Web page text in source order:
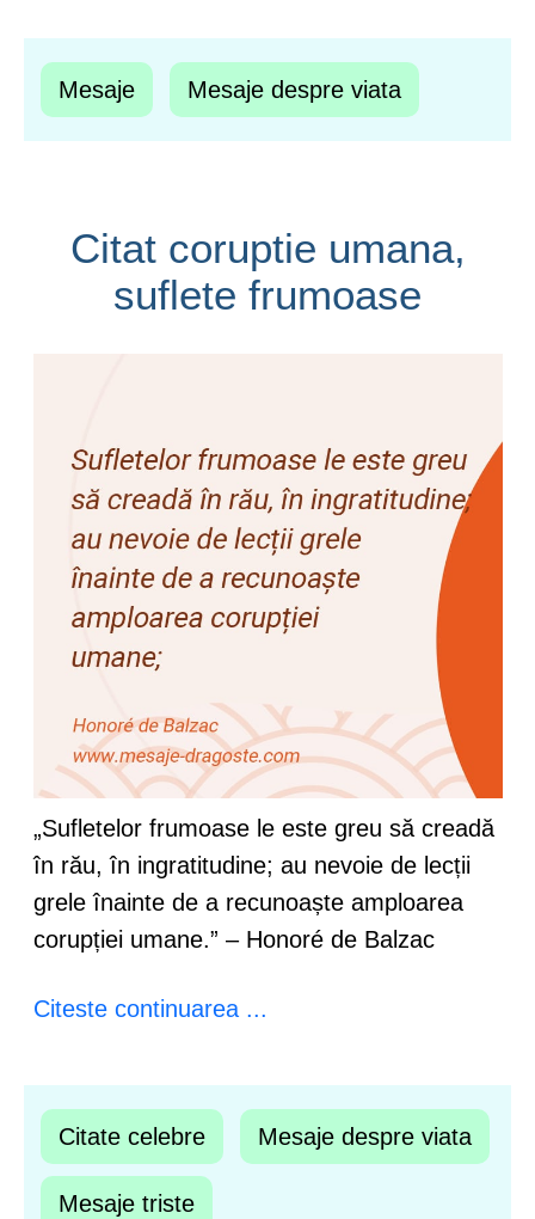
Mesaje Mesaje despre viata
Citat coruptie umana,
suflete frumoase
„Sufletelor frumoase le este greu să creadă
în rău, în ingratitudine; au nevoie de lecții
grele înainte de a recunoaște amploarea
corupției umane.” – Honoré de Balzac
Citeste continuarea ...
Citate celebre Mesaje despre viata
Mesaje triste